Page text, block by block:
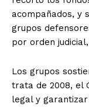
acompañados, y
grupos
por orden
Los grupos
trata de 2008, el
legal y